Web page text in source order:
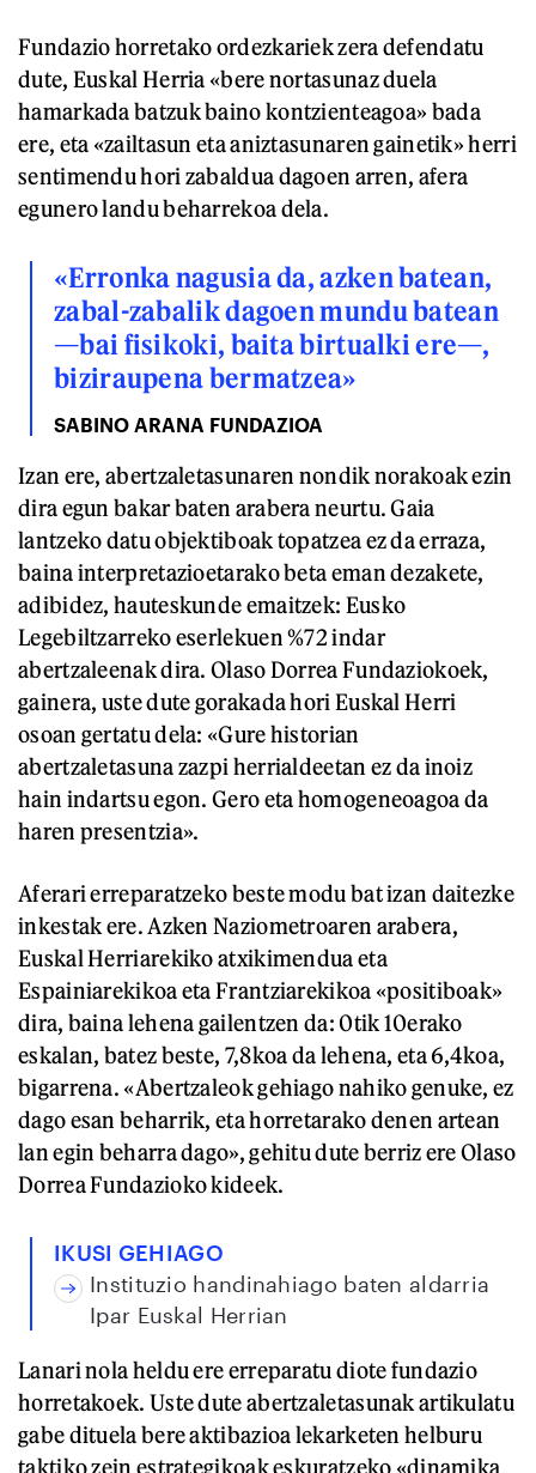
Fundazio horretako ordezkariek zera defendatu
dute, Euskal Herria «bere nortasunaz duela
hamarkada batzuk baino kontzienteagoa» bada
ere, eta «zailtasun eta aniztasunaren gainetik» herri
sentimendu hori zabaldua dagoen arren, afera
egunero landu beharrekoa dela.
«Erronka nagusia da, azken batean,
zabal-zabalik dagoen mundu batean
—bai fisikoki, baita birtualki ere—,
biziraupena bermatzea»
SABINO ARANA FUNDAZIOA
Izan ere, abertzaletasunaren nondik norakoak ezin
dira egun bakar baten arabera neurtu. Gaia
lantzeko datu objektiboak topatzea ez da erraza,
baina interpretazioetarako beta eman dezakete,
adibidez, hauteskunde emaitzek: Eusko
Legebiltzarreko eserlekuen %72 indar
abertzaleenak dira. Olaso Dorrea Fundaziokoek,
gainera, uste dute gorakada hori Euskal Herri
osoan gertatu dela: «Gure historian
abertzaletasuna zazpi herrialdeetan ez da inoiz
hain indartsu egon. Gero eta homogeneoagoa da
haren presentzia».
Aferari erreparatzeko beste modu bat izan daitezke
inkestak ere. Azken Naziometroaren arabera,
Euskal Herriarekiko atxikimendua eta
Espainiarekikoa eta Frantziarekikoa «positiboak»
dira, baina lehena gailentzen da: 0tik 10erako
eskalan, batez beste, 7,8koa da lehena, eta 6,4koa,
bigarrena. «Abertzaleok gehiago nahiko genuke, ez
dago esan beharrik, eta horretarako denen artean
lan egin beharra dago», gehitu dute berriz ere Olaso
Dorrea Fundazioko kideek.
IKUSI GEHIAGO
Instituzio handinahiago baten aldarria
Ipar Euskal Herrian
Lanari nola heldu ere erreparatu diote fundazio
horretakoek. Uste dute abertzaletasunak artikulatu
gabe dituela bere aktibazioa lekarketen helburu
taktiko zein estrategikoak eskuratzeko «dinamika